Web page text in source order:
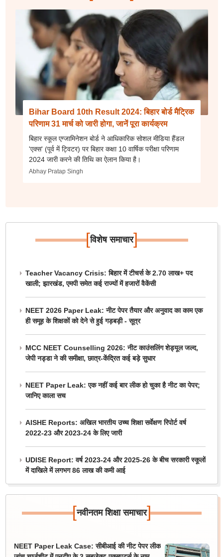
Bihar Board 10th Result 2024: बिहार बोर्ड मैट्रिक
परिणाम 31 मार्च को जारी होगा, जानें पूरा कार्यक्रम
बिहार स्कूल एग्जामिनेशन बोर्ड ने आधिकारिक सोशल मीडिया हैंडल
'एक्स' (पूर्व में ट्विटर) पर बिहार कक्षा 10 वार्षिक परीक्षा परिणाम
2024 जारी करने की तिथि का ऐलान किया है।
Abhay Pratap Singh
[विशेष समाचार]
Teacher Vacancy Crisis: बिहार में टीचर्स के 2.70 लाख+ पद
खाली; झारखंड, एमपी समेत कई राज्यों में हजारों वैकेंसी
NEET 2026 Paper Leak: नीट पेपर तैयार और अनुवाद का काम एक
ही समूह के शिक्षकों को देने से हुई गड़बड़ी - सूत्र
MCC NEET Counselling 2026: नीट काउंसलिंग शेड्यूल जल्द,
जेपी नड्डा ने की समीक्षा, छात्र-केंद्रित कई बड़े सुधार
NEET Paper Leak: एक नहीं कई बार लीक हो चुका है नीट का पेपर;
जानिए काला सच
AISHE Reports: अखिल भारतीय उच्च शिक्षा सर्वेक्षण रिपोर्ट वर्ष
2022-23 और 2023-24 के लिए जारी
UDISE Report: वर्ष 2023-24 और 2025-26 के बीच सरकारी स्कूलों
में दाखिले में लगभग 86 लाख की कमी आई
[नवीनतम शिक्षा समाचार]
NEET Paper Leak Case: सीबीआई की नीट पेपर लीक